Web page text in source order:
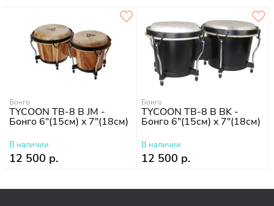
Бонго
TYCOON TB-8 B JM -
Бонго 6"(15см) x 7"(18см)
В наличии
12 500 р.
Бонго
TYCOON TB-8 B BK -
Бонго 6"(15см) x 7"(18см)
В наличии
12 500 р.